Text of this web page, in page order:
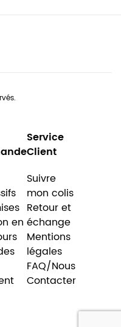
en
Service
Client
Suivre
mon colis
Retour et
échange
Mentions
légales
FAQ/Nous
Contacter